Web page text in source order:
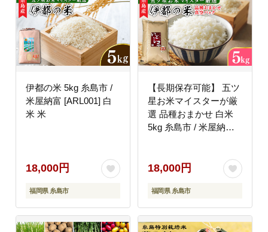
伊都の米 5kg 糸島市 /
米屋納富 [ARL001] 白
米 米
18,000円
福岡県 糸島市
【長期保存可能】 五ツ
星お米マイスターが厳
選 品種おまかせ 白米
5kg 糸島市 / 米屋納富
18,000円
福岡県 糸島市